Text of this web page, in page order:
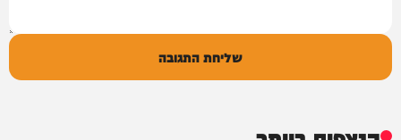
שליחת התגובה